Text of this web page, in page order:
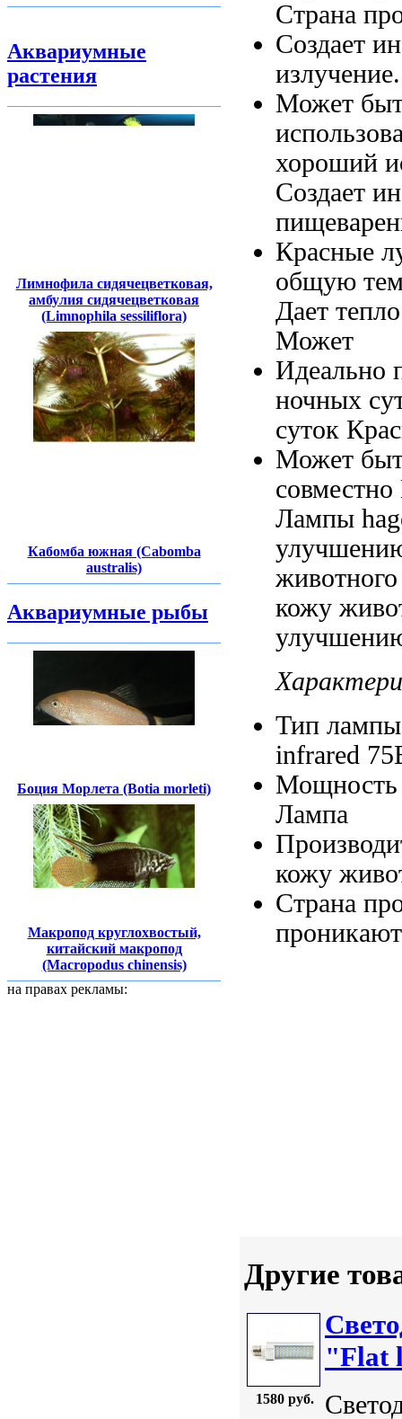
Аквариумные
растения
Лимнофила сидячецветковая,
амбулия сидячецветковая
(Limnophila sessiliflora)
Кабомба южная (Cabomba
australis)
Аквариумные рыбы
Боция Морлета (Botia morleti)
Макропод круглохвостый,
китайский макропод
(Macropodus chinensis)
на правах рекламы:
Страна
Создает
Может
хороший
Создает
Красные
общую
Дает тепло
Может
Идеально
ночных
суток
Может
совместно
Лампы
кожу
Тип
infrared
Лампа
кожу
Страна
проникают
Другие
1580 руб.
"Flat